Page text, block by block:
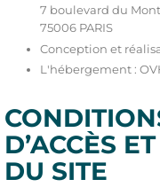
7 boulevard du
75006 PARIS
Conception et
L'hébergement :
D’ACCÈS
DU SITE